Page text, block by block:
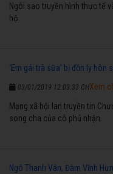
Ngôi sao truyền hình thực tế
hộ.
'Em gái trà sữa' bị đồn ly hôn
03/01/2019 12:03:33 CH
Mạng xã hội lan truyền tin
song cha của cô phủ nhận.
Xem
Ngô Thanh Vân, Đàm Vĩnh